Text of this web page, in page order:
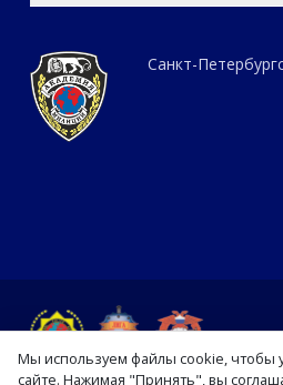
Санкт-
Мы используем файлы cookie, чтобы
сайте. Нажимая "Принять", вы